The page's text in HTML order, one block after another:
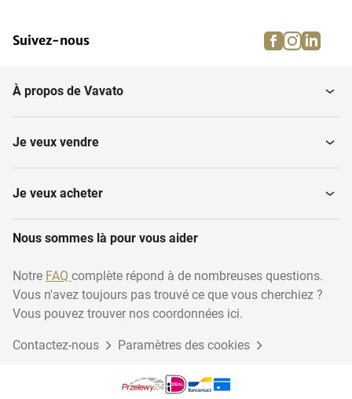
Suivez-nous facebook
À propos de Vavato
Je veux vendre
Je veux acheter
Nous sommes là pour vous aider
Notre FAQ complète répond à de nombreuses questions.
Vous n'avez toujours pas trouvé ce que vous cherchiez ?
Vous pouvez trouver nos coordonnées ici.
Contactez-nous Paramètres des cookies